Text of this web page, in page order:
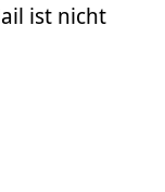
ist nicht